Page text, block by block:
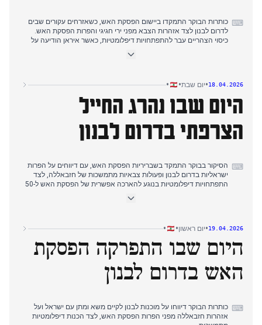
⌨ כותרות הבוקר התמקדו ביישום הפסקת האש, כשאזרחים עקורים שבים
לדרום לבנון לצד אזהרות הצבא מפני ירי חגיגי והפרות הפסקת האש.
כיסוי הצהריים עבר להתפתחויות דיפלומטיות, כאשר איראן הודיעה על
ונשיא ארה"ב טראמפ בירך על הצעד והצהיר שישראל לא תפציץ את
לבנון במשא ומתן, תוך דחיית התערבות זרה, בעוד חזבאללה שמר על
סירובו לפירוק נשק ומוכנותו לחדש את הלחימה אם הפסקת האש
תתמוטט.
18.04.2026
•יום שבת•
•
היום שבו נהרג החייל
הצרפתי בדרום לבנון
⌨ הסיקור בבוקר התמקד בשבריריות הפסקת האש, עם דיווחים על הפרות
ישראליות בדרום לבנון ופעולות צבאיות מתמשכות של חזבאללה, לצד
התפתחויות דיפלומטיות בנוגע להארכה אפשרית של הפסקת האש ל-50
דיווחי הצהריים עברו באופן דרמטי להריגת חייל יוניפי"ל צרפתי בכנדוריה,
כותרות הערב התמקדו בתוצאות הדיפלומטיות, עם חזבאללה המכחיש
מעורבות ומזהיר מפני האשמות, בעוד הסיקור נמשך על הקמת 'קו צהוב'
של ישראל בדרום לבנון למרות הפסקת האש.
19.04.2026
•יום ראשון•
•
היום שבו התפרקה הפסקת
האש בדרום לבנון
⌨ כותרות הבוקר דיווחו על מוכנות לבנון לקיים משא ומתן עם ישראל ועל
אזהרות חזבאללה מפני הפרות הפסקת האש, לצד הכנות דיפלומטיות